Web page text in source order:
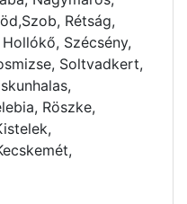
Rétság,
Szécsény,
Soltvadkert,
Röszke,